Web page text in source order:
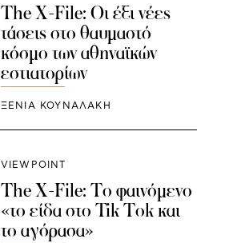
The X-File: Οι έξι νέες
τάσεις στο θαυμαστό
κόσμο των αθηναϊκών
εστιατορίων
ΞΕΝΙΑ ΚΟΥΝΑΛΑΚΗ
VIEWPOINT
The X-File: Το φαινόμενο
«το είδα στο Tik Tok και
το αγόρασα»